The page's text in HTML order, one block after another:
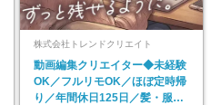
株式会社トレンドクリエイト
動画編集クリエイター◆未経験
OK／フルリモOK／ほぼ定時帰
り／年間休日125日／髪・服・